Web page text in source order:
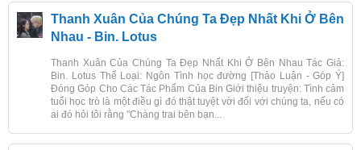
Thanh Xuân Của Chúng Ta Đẹp Nhất Khi Ở Bên
Nhau - Bin. Lotus
Thanh Xuân Của Chúng Ta Đẹp Nhất Khi Ở Bên Nhau Tác Giả:
Bin. Lotus Thể Loại: Ngôn Tình học đường [Thảo Luận - Góp Ý]
Đóng Góp Cho Các Tác Phẩm Của Bin Giới thiệu truyện: Tình cảm
tuổi học trò là một điều gì đó thật tuyệt vời đối với chúng ta, nếu có
ai đó hỏi tôi rằng "Chàng trai bên bạn...